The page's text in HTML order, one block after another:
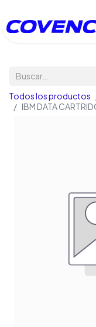
Todos los productos
IBM DATA